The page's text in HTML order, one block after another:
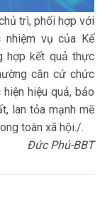
trì, phối hợp với
nhiệm vụ của Kế
hợp kết quả thực
căn cứ chức
hiệu quả, bảo
lan tỏa mạnh mẽ
toàn xã hội./.
Đức Phú-BBT